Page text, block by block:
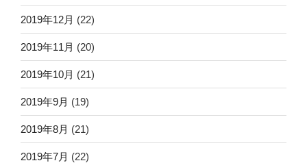
2019年12月 (22)
2019年11月 (20)
2019年10月 (21)
2019年9月 (19)
2019年8月 (21)
2019年7月 (22)